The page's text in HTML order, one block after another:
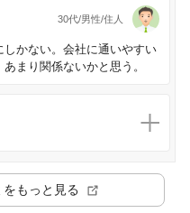
30代/男性/住人
かない。会社に通いやすい
まり関係ないかと思う。
もっと見る